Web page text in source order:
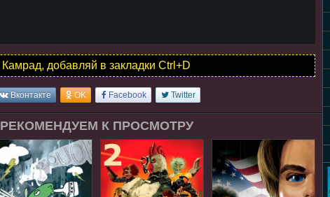
Камрад, добавляй в закладки Ctrl+D
Вконтакте OK Facebook Twitter
РЕКОМЕНДУЕМ К ПРОСМОТРУ